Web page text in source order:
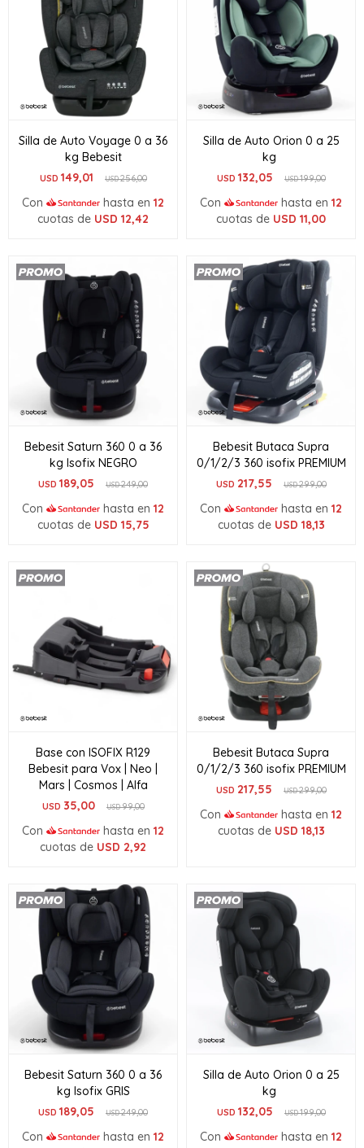
Silla de Auto Voyage 0 a 36
kg Bebesit
USD 149,01 USD256,00
Con hasta en 12
cuotas de USD 12,42
Silla de Auto Orion 0 a 25
kg
USD 132,05 USD199,00
Con hasta en 12
cuotas de USD 11,00
Bebesit Saturn 360 0 a 36
kg Isofix NEGRO
USD 189,05 USD249,00
Con hasta en 12
cuotas de USD 15,75
Bebesit Butaca Supra
0/1/2/3 360 isofix PREMIUM
USD 217,55 USD299,00
Con hasta en 12
cuotas de USD 18,13
Base con ISOFIX R129
Bebesit para Vox | Neo |
Mars | Cosmos | Alfa
USD 35,00 USD99,00
Con hasta en 12
cuotas de USD 2,92
Bebesit Butaca Supra
0/1/2/3 360 isofix PREMIUM
USD 217,55 USD299,00
Con hasta en 12
cuotas de USD 18,13
Bebesit Saturn 360 0 a 36
kg Isofix GRIS
USD 189,05 USD249,00
Con hasta en 12
Silla de Auto Orion 0 a 25
kg
USD 132,05 USD199,00
Con hasta en 12